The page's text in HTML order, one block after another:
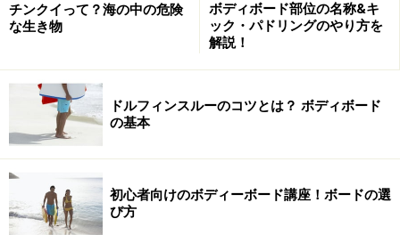
>>ボディボードの魅力とは？>>
※記事内容は執筆時点のものです。最新の内容をご確認くださ
チンクイって？海の中の危険
な生き物
ボディボード部位の名称&キ
ック・パドリングのやり方を
解説！
ドルフィンスルーのコツとは？ ボディボード
の基本
初心者向けのボディーボード講座！ボードの選
び方